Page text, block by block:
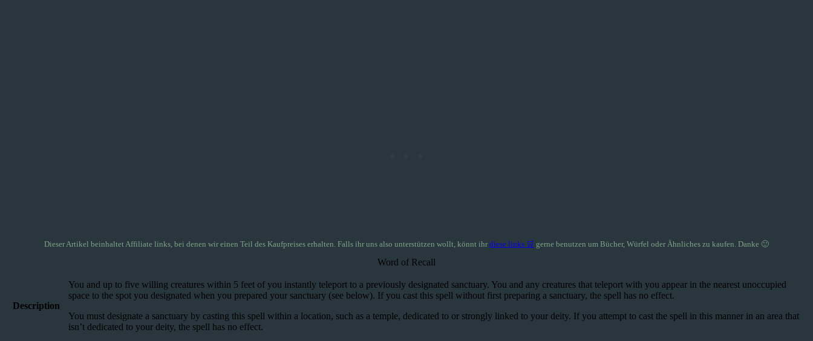
Dieser Artikel beinhaltet Affiliate links, bei denen wir einen Teil des Kaufpreises erhalten. Falls ihr uns also unterstützen wollt, könnt ihrdiese links 🛒 gerne benutzen um Bücher, Würfel oder Ähnliches zu kaufen. Danke 🙂
Word of Recall
Description
You and up to five willing creatures within 5 feet of you instantly teleport to a previously designated sanctuary. You and any creatures that teleport with you appear in the nearest unoccupied
space to the spot you designated when you prepared your sanctuary (see below). If you cast this spell without first preparing a sanctuary, the spell has no effect.
You must designate a sanctuary by casting this spell within a location, such as a temple, dedicated to or strongly linked to your deity. If you attempt to cast the spell in this manner in an area that
isn’t dedicated to your deity, the spell has no effect.